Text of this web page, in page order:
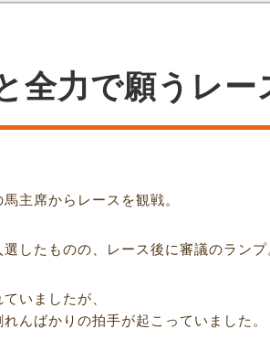
全力で願うレ
主席からレースを観戦。
したものの、レース後に審議のランプ
いましたが、
んばかりの拍手が起こっていました。